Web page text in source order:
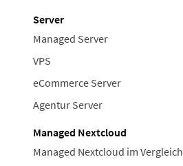
Server
Managed Server
VPS
eCommerce Server
Agentur Server
Managed Nextcloud
Managed Nextcloud im Vergleich